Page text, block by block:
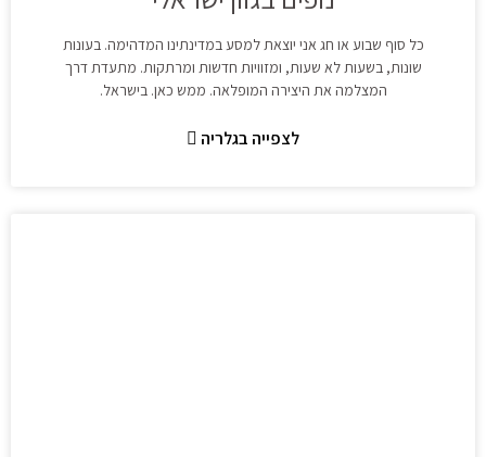
כל סוף שבוע או חג אני יוצאת למסע במדינתינו המדהימה. בעונות
שונות, בשעות לא שעות, ומזוויות חדשות ומרתקות. מתעדת דרך
המצלמה את היצירה המופלאה. ממש כאן. בישראל.
לצפייה בגלריה